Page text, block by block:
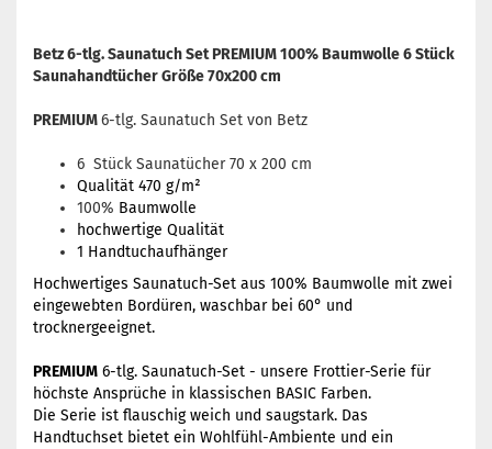
Betz 6-tlg. Saunatuch Set PREMIUM 100% Baumwolle 6 Stück
Saunahandtücher Größe 70x200 cm
PREMIUM6-tlg. Saunatuch Set von Betz
6 Stück Saunatücher 70 x 200 cm
Qualität 470 g/m²
100% Baumwolle
hochwertige Qualität
1 Handtuchaufhänger
Hochwertiges Saunatuch-Set aus 100% Baumwolle mit zwei
eingewebten Bordüren, waschbar bei 60° und
trocknergeeignet.
PREMIUM 6-tlg. Saunatuch-Set - unsere Frottier-Serie für
höchste Ansprüche in klassischen BASIC Farben.
Die Serie ist flauschig weich und saugstark. Das
Handtuchset bietet ein Wohlfühl-Ambiente und ein